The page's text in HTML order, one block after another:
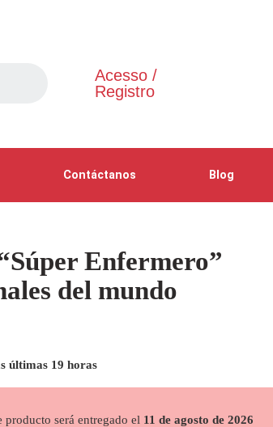
Acesso /
Registro
Contáctanos Blog
Enfermero”
del mundo
últimas 19 horas
producto será entregado el 11 de agosto de 2026